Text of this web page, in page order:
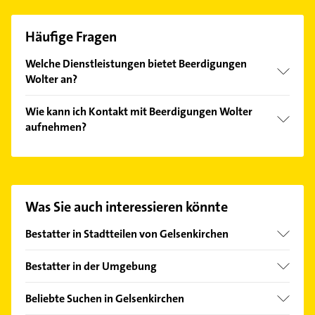
Häufige Fragen
Welche Dienstleistungen bietet Beerdigungen
Wolter an?
Beerdigung, Beerdigungen, Beerdigungsinstitut,
Bestatter und Bestattung.
Wie kann ich Kontakt mit Beerdigungen Wolter
aufnehmen?
finden Sie alleKontaktdaten.
Was Sie auch interessieren könnte
Bestatter in Stadtteilen von Gelsenkirchen
Altstadt
Buer
Bestatter in der Umgebung
Herten Westfalen
Beliebte Suchen in Gelsenkirchen